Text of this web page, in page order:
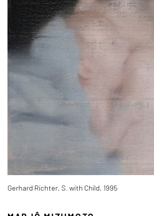
Gerhard Richter, S. with Child, 1995